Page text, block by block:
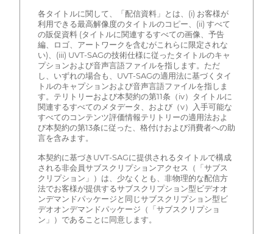
各タイトルに関して、「配信資料」とは、(i) お客様が
利用できる最高解像度のタイトルのコピー、(ii) すべて
の販促資料 (タイトルに関連するすべての画像、予告
編、ロゴ、アートワークを含むがこれらに限定されな
い)、(iii) UVT-SAGの技術仕様に従ったタイトルのキャ
プションおよび音声言語ファイルを指します。ただ
し、いずれの場合も、UVT-SAGの適用法に基づくタイ
トルのキャプションおよび音声言語ファイルを指しま
す。テリトリーおよび本契約の第11条（iv）タイトルに
関連するすべてのメタデータ、および（v）入手可能な
すべてのコンテンツ評価情報テリトリーの適用法およ
び本契約の第13条に従った、格付けおよび消費者への助
言を含みます。
本契約に基づきUVT-SAGに提供されるタイトルで構成
される非会員サブスクリプションアクセス（「サブス
クリプション」）は、少なくとも、非物理的な配信方
法でお客様が提供するサブスクリプション型ビデオオ
ンデマンドパッケージと同じサブスクリプション型ビ
デオオンデマンドパッケージ（「サブスクリプショ
ン」）であることに同意します。